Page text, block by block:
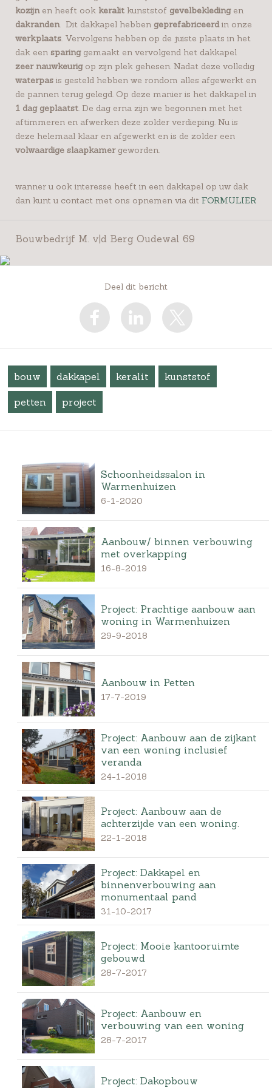
kozijnen heeft ook keralit kunststof gevelbekledingen
dakranden. Dit dakkapel hebben geprefabriceerdin onze
werkplaats. Vervolgens hebben op de juiste plaats in het
dak een sparinggemaakt en vervolgend het dakkapel
zeer nauwkeurigop zijn plek gehesen. Nadat deze volledig
waterpas is gesteld hebben we rondom alles afgewerkt en
de pannen terug gelegd. Op deze manier is het dakkapel in
1 dag geplaatst. De dag erna zijn we begonnen met het
aftimmeren en afwerken deze zolder verdieping. Nu is
deze helemaal klaar en afgewerkt en is de zolder een
volwaardige slaapkamergeworden.
wanner u ook interesse heeft in een dakkapel op uw dak
dan kunt u contact met ons opnemen via dit FORMULIER
Bouwbedrijf M. v|d Berg Oudewal 69
Deel dit bericht
bouw dakkapel keralit kunststof
petten project
Schoonheidssalon in
Warmenhuizen
6-1-2020
Aanbouw/ binnen verbouwing
met overkapping
16-8-2019
Project: Prachtige aanbouw aan
woning in Warmenhuizen
29-9-2018
Aanbouw in Petten
17-7-2019
Project: Aanbouw aan de zijkant
van een woning inclusief
veranda
24-1-2018
Project: Aanbouw aan de
achterzijde van een woning.
22-1-2018
Project: Dakkapel en
binnenverbouwing aan
monumentaal pand
31-10-2017
Project: Mooie kantooruimte
gebouwd
28-7-2017
Project: Aanbouw en
verbouwing van een woning
28-7-2017
Project: Dakopbouw